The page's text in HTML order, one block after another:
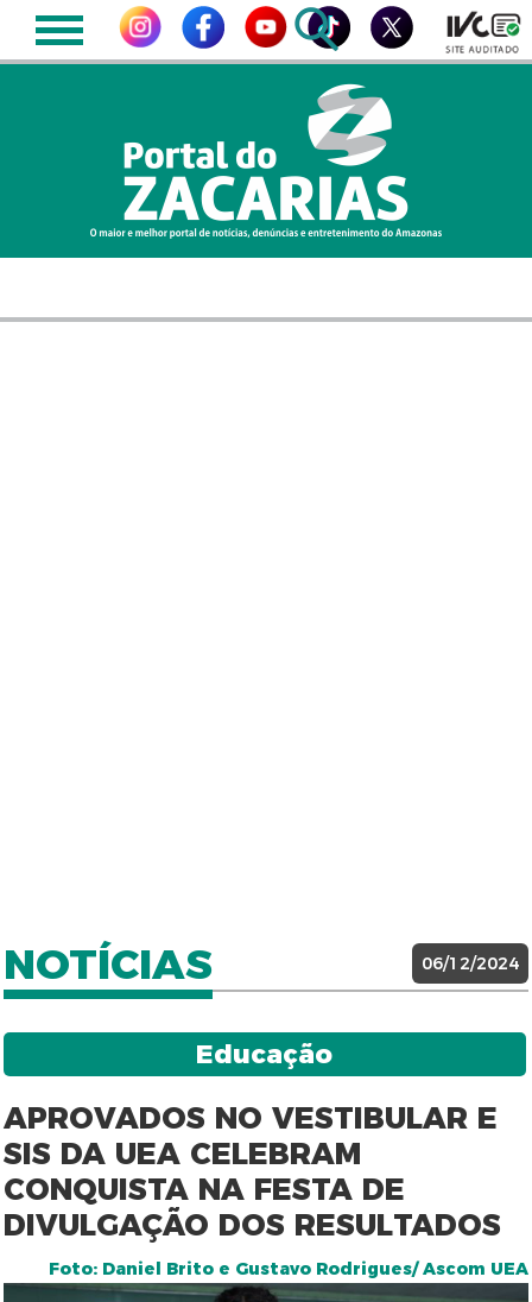
NOTÍCIAS 06/12/2024
Educação
APROVADOS NO VESTIBULAR E
SIS DA UEA CELEBRAM
CONQUISTA NA FESTA DE
DIVULGAÇÃO DOS RESULTADOS
Foto: Daniel Brito e Gustavo Rodrigues/ Ascom UEA